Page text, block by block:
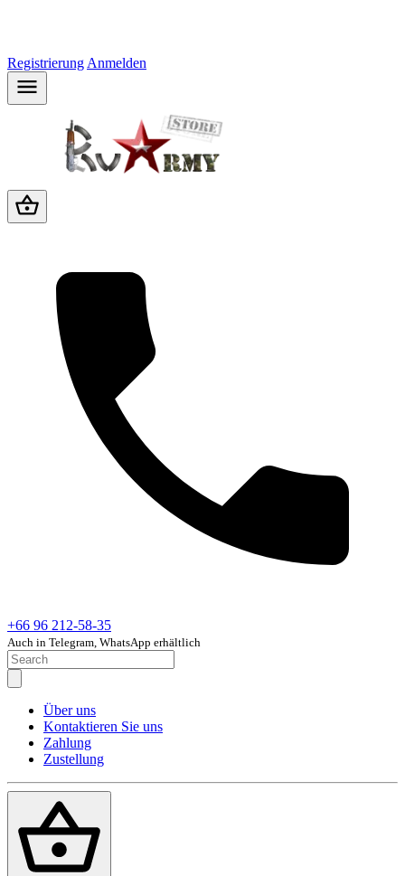
Registrierung Anmelden
+66 96 212-58-35
Auch in Telegram, WhatsApp erhältlich
Über uns
Kontaktieren Sie uns
Zahlung
Zustellung